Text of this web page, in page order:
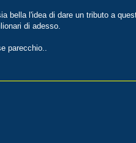
bella l'idea di dare un tributo a
di adesso.
parecchio..